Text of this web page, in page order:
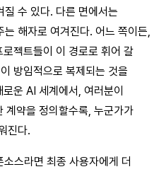
수 있다. 다른 면에서는
해자로 여겨진다. 어느 쪽이든,
젝트들이 이 경로로 휘어 갈
방임적으로 복제되는 것을
운 AI 세계에서, 여러분이
계약을 정의할수록, 누군가가
진다.
스라면 최종 사용자에게 더